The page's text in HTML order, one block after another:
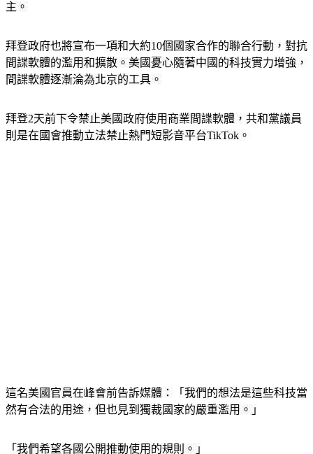
主。
拜登政府也將宣布一項和大約10個國家合作的聯合行動，對抗
間諜軟體的濫用和擴散。美國憂心隨著中國的科技實力增強，
間諜軟體逐漸淪為北京的工具。
拜登2天前下令禁止美國政府使用商業間諜軟體，共和黨議員
則是在國會推動立法禁止熱門短影音平台TikTok。
這名美國官員在峰會前告訴媒體：「我們的想法是這些科技當
然有合法的用途，但也見到獨裁國家的嚴重濫用。」
「我們希望各國公開推動使用的規則。」